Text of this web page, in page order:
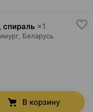
×1
, Беларусь
В корзину